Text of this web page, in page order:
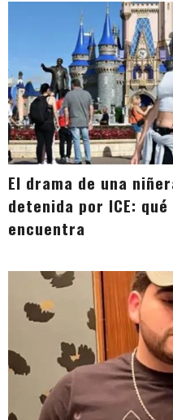
El drama de una
detenida por ICE:
encuentra